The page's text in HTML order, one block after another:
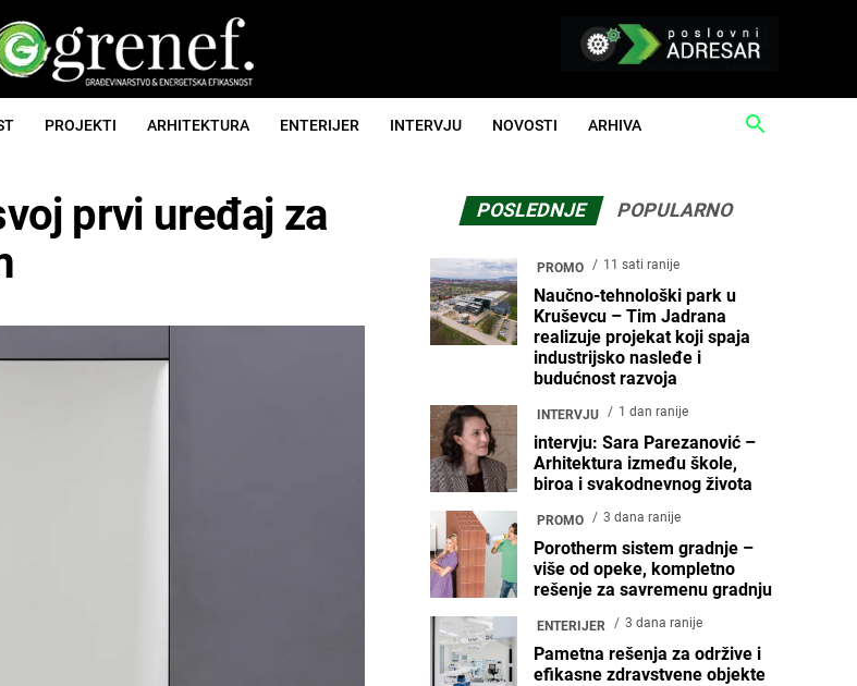
PROJEKTI ARHITEKTURA ENTERIJER INTERVJU NOVOSTI ARHIVA
prvi uređaj za
POSLEDNJE POPULARNO
PROMO 11 sati ranije
Naučno-tehnološki park u
Kruševcu – Tim Jadrana
realizuje projekat koji spaja
industrijsko nasleđe i
budućnost razvoja
INTERVJU 1 dan ranije
intervju: Sara Parezanović –
Arhitektura između škole,
biroa i svakodnevnog života
PROMO 3 dana ranije
Porotherm sistem gradnje –
više od opeke, kompletno
rešenje za savremenu gradnju
ENTERIJER 3 dana ranije
Pametna rešenja za održive i
efikasne zdravstvene objekte